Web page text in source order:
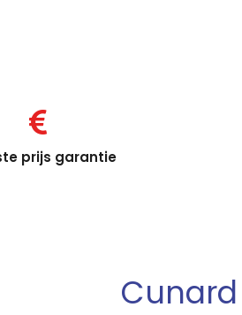
prijs garantie
Cunard